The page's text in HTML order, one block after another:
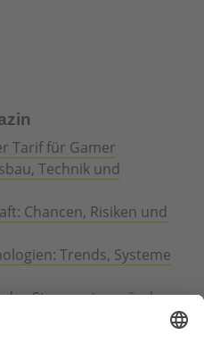
Tarif für Gamer
Technik und
Chancen, Risiken und
Trends, Systeme
Stromnetz verändern
Effizienz, Netze und